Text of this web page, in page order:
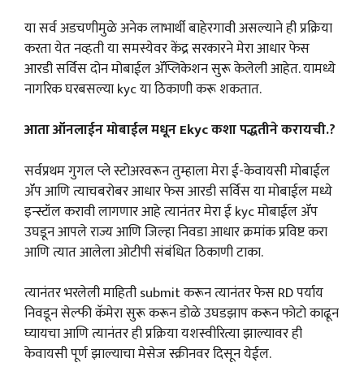
या सर्व अडचणीमुळे अनेक लाभार्थी बाहेरगावी असल्याने ही प्रक्रिया
करता येत नव्हती या समस्येवर केंद्र सरकारने मेरा आधार फेस
आरडी सर्विस दोन मोबाईल ॲप्लिकेशन सुरू केलेली आहेत. यामध्ये
नागरिक घरबसल्या kyc या ठिकाणी करू शकतात.
आता ऑनलाईन मोबाईल मधून Ekyc कशा पद्धतीने करायची.?
सर्वप्रथम गुगल प्ले स्टोअरवरून तुम्हाला मेरा ई-केवायसी मोबाईल
ॲप आणि त्याचबरोबर आधार फेस आरडी सर्विस या मोबाईल मध्ये
इन्स्टॉल करावी लागणार आहे त्यानंतर मेरा ई kyc मोबाईल ॲप
उघडून आपले राज्य आणि जिल्हा निवडा आधार क्रमांक प्रविष्ट करा
आणि त्यात आलेला ओटीपी संबंधित ठिकाणी टाका.
त्यानंतर भरलेली माहिती submit करून त्यानंतर फेस RD पर्याय
निवडून सेल्फी कॅमेरा सुरू करून डोळे उघडझाप करून फोटो काढून
घ्यायचा आणि त्यानंतर ही प्रक्रिया यशस्वीरित्या झाल्यावर ही
केवायसी पूर्ण झाल्याचा मेसेज स्क्रीनवर दिसून येईल.